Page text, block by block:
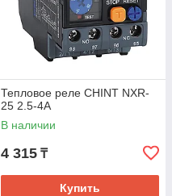
Тепловое реле CHINT NXR-
25 2.5-4A
В наличии
4 315 ₸
Купить